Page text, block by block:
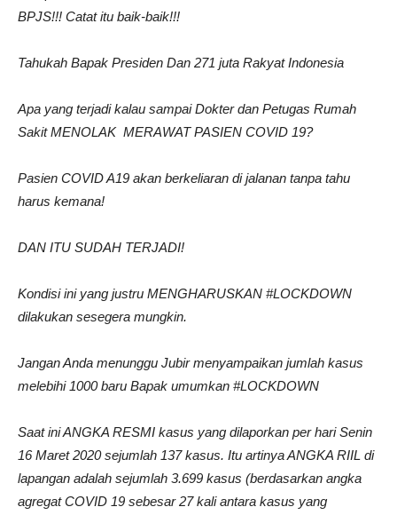
BPJS!!! Catat itu baik-baik!!!
Tahukah Bapak Presiden Dan 271 juta Rakyat Indonesia
Apa yang terjadi kalau sampai Dokter dan Petugas Rumah
Sakit MENOLAK MERAWAT PASIEN COVID 19?
Pasien COVID A19 akan berkeliaran di jalanan tanpa tahu
harus kemana!
DAN ITU SUDAH TERJADI!
Kondisi ini yang justru MENGHARUSKAN #LOCKDOWN
dilakukan sesegera mungkin.
Jangan Anda menunggu Jubir menyampaikan jumlah kasus
melebihi 1000 baru Bapak umumkan #LOCKDOWN
Saat ini ANGKA RESMI kasus yang dilaporkan per hari Senin
16 Maret 2020 sejumlah 137 kasus. Itu artinya ANGKA RIIL di
lapangan adalah sejumlah 3.699 kasus (berdasarkan angka
agregat COVID 19 sebesar 27 kali antara kasus yang